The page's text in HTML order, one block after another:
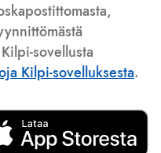
sovellusta
Kilpi-sovelluksesta.